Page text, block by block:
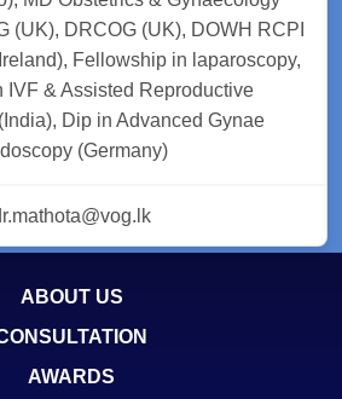
(UK), DRCOG (UK), DOWH RCPI
Fellowship in laparoscopy,
IVF & Assisted Reproductive
Dip in Advanced Gynae
(Germany)
ABOUT US
AWARDS